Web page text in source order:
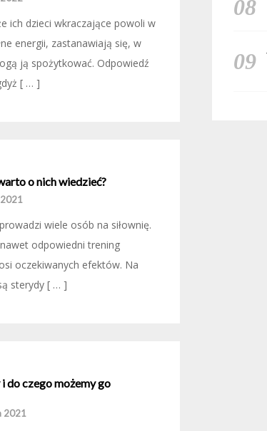
ich dzieci wkraczające powoli w
energii, zastanawiają się, w
ją spożytkować. Odpowiedź
[ … ]
o nich wiedzieć?
wiele osób na siłownię.
odpowiedni trening
oczekiwanych efektów. Na
sterydy [ … ]
do czego możemy go
2021